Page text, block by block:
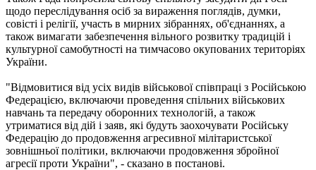
щодо переслідування осіб за вираження поглядів, думки,
совісті і релігії, участь в мирних зібраннях, об'єднаннях, а
також вимагати забезпечення вільного розвитку традицій і
культурної самобутності на тимчасово окупованих територіях
України.
"Відмовитися від усіх видів військової співпраці з Російською
Федерацією, включаючи проведення спільних військових
навчань та передачу оборонних технологій, а також
утриматися від дій і заяв, які будуть заохочувати Російську
Федерацію до продовження агресивної мілітаристської
зовнішньої політики, включаючи продовження збройної
агресії проти України", - сказано в постанові.